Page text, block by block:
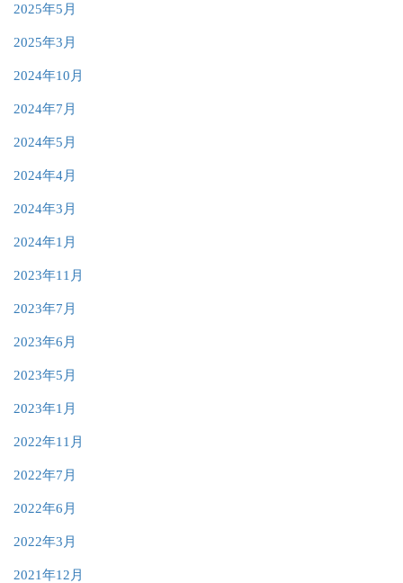
2025年5月
2025年3月
2024年10月
2024年7月
2024年5月
2024年4月
2024年3月
2024年1月
2023年11月
2023年7月
2023年6月
2023年5月
2023年1月
2022年11月
2022年7月
2022年6月
2022年3月
2021年12月